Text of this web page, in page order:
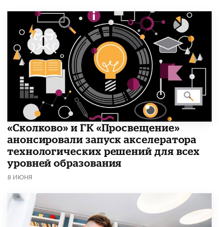
«Сколково» и ГК «Просвещение»
анонсировали запуск акселератора
технологических решений для всех
уровней образования
8 ИЮНЯ